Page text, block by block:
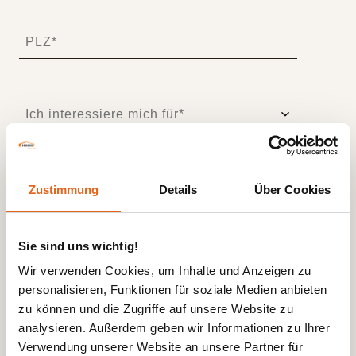
Zustimmung Details Über Cookies
Sie sind uns wichtig!
Wir verwenden Cookies, um Inhalte und Anzeigen zu
personalisieren, Funktionen für soziale Medien anbieten
zu können und die Zugriffe auf unsere Website zu
analysieren. Außerdem geben wir Informationen zu Ihrer
Verwendung unserer Website an unsere Partner für